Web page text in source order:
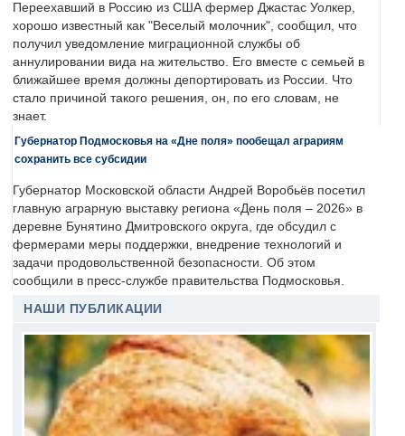
Переехавший в Россию из США фермер Джастас Уолкер,
хорошо известный как "Веселый молочник", сообщил, что
получил уведомление миграционной службы об
аннулировании вида на жительство. Его вместе с семьей в
ближайшее время должны депортировать из России. Что
стало причиной такого решения, он, по его словам, не
знает.
Губернатор Подмосковья на «Дне поля» пообещал аграриям
сохранить все субсидии
Губернатор Московской области Андрей Воробьёв посетил
главную аграрную выставку региона «День поля – 2026» в
деревне Бунятино Дмитровского округа, где обсудил с
фермерами меры поддержки, внедрение технологий и
задачи продовольственной безопасности. Об этом
сообщили в пресс-службе правительства Подмосковья.
НАШИ ПУБЛИКАЦИИ